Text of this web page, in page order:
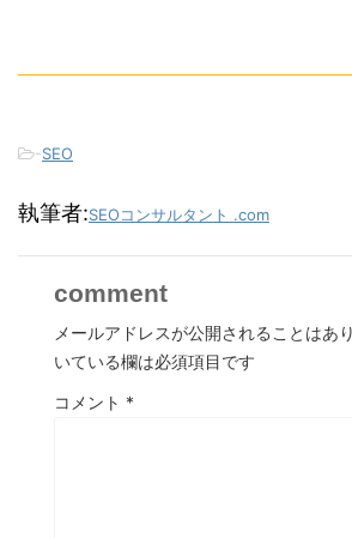
-SEO
執筆者:SEOコンサルタント .com
comment
メールアドレスが公開されることはあ
いている欄は必須項目です
コメント *